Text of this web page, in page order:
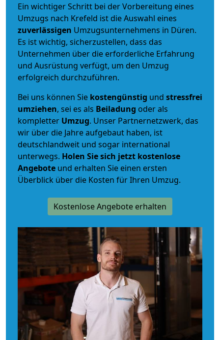
Ein wichtiger Schritt bei der Vorbereitung eines
Umzugs nach Krefeld ist die Auswahl eines
zuverlässigen Umzugsunternehmens in Düren.
Es ist wichtig, sicherzustellen, dass das
Unternehmen über die erforderliche Erfahrung
und Ausrüstung verfügt, um den Umzug
erfolgreich durchzuführen.
Bei uns können Sie kostengünstig und stressfrei
umziehen, sei es als Beiladung oder als
kompletter Umzug. Unser Partnernetzwerk, das
wir über die Jahre aufgebaut haben, ist
deutschlandweit und sogar international
unterwegs. Holen Sie sich jetzt kostenlose
Angebote und erhalten Sie einen ersten
Überblick über die Kosten für Ihren Umzug.
Kostenlose Angebote erhalten